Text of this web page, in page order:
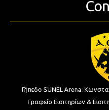
Γήπεδο SUNEL Arena:
Γραφείο Εισιτηρίων &